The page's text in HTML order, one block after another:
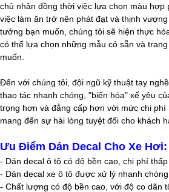
chủ nhân đồng thời việc lựa chọn màu hợp
việc làm ăn trở nên phát đạt và thịnh
tưởng bạn muốn, chúng tôi sẽ hiện thực
có thể lựa chọn những mẫu có sẵn và
muốn.
Đến với chúng tôi, đội ngũ kỹ thuật tay
thao tác nhanh chóng, "biến hóa" xế yêu
trọng hơn và đẳng cấp hơn với mức chi phí
mang đến sự hài lòng tuyệt đối cho khách
Ưu Điểm Dán Decal Cho Xe Hơi:
- Dán decal ô tô có độ bền cao, chi phí thấp
- Dán decal xe ô tô được xử lý nhanh
- Chất lượng có độ bền cao, với độ co dãn